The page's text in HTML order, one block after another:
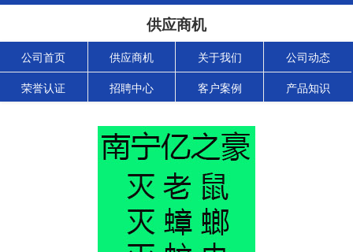
供应商机
公司首页 供应商机 关于我们 公司动态
荣誉认证 招聘中心 客户案例 产品知识